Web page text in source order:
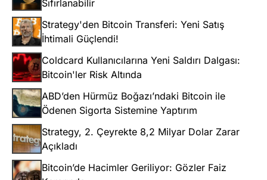
Sıfırlanabilir
Strategy'den Bitcoin Transferi: Yeni Satış
İhtimali Güçlendi!
Coldcard Kullanıcılarına Yeni Saldırı Dalgası:
Bitcoin'ler Risk Altında
ABD’den Hürmüz Boğazı’ndaki Bitcoin ile
Ödenen Sigorta Sistemine Yaptırım
Strategy, 2. Çeyrekte 8,2 Milyar Dolar Zarar
Açıkladı
Bitcoin’de Hacimler Geriliyor: Gözler Faiz